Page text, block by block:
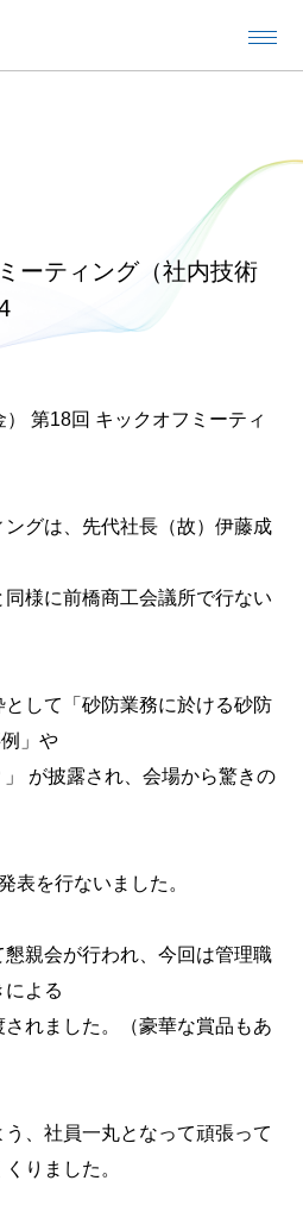
ーティング（社内技術
第18回 キックオフミーティ
グは、先代社長（故）伊藤成
様に前橋商工会議所で行ない
して「砂防業務に於ける砂防
」や
」 が披露され、会場から驚きの
表を行ないました。
親会が行われ、今回は管理職
よる
れました。（豪華な賞品もあ
、社員一丸となって頑張って
りました。